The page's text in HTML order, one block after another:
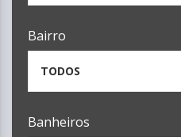
Bairro
TODOS
Banheiros